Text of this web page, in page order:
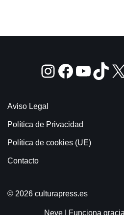
Aviso Legal
Política de Privacidad
Política de cookies (UE)
Contacto
© 2026 culturapress.es
Neve| Funciona